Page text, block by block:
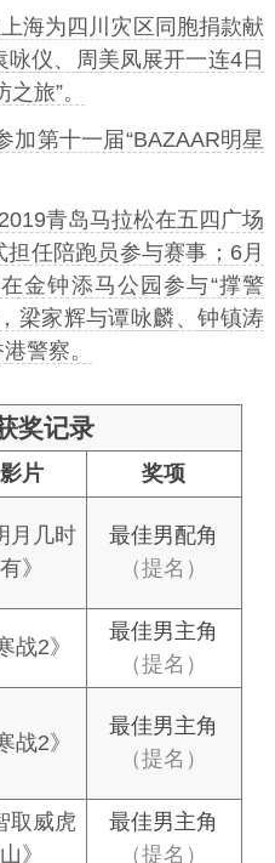
海为四川灾区同胞捐款献
咏仪、 周美凤展开一连4日
旅”。
加第十一届“BAZAAR明星
青岛马拉松在五四广场
任陪跑员参与赛事；6月
金钟添马公园参与“撑警
梁家辉与谭咏麟 、钟镇涛
警察。
奖记录
影片
奖项
月几时
有》
最佳男配角
（提名）
战2》
最佳男主角
（提名）
战2》
最佳男主角
（提名）
取威虎
山》
最佳男主角
（提名）